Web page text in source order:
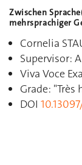
Zwischen
mehrsprachiger
Cornelia
Supervisor:
Viva Voce
Grade: "Très
DOI